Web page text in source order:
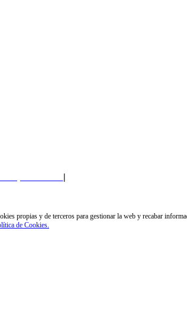
|
y de terceros para gestionar la web y recabar
de Cookies.